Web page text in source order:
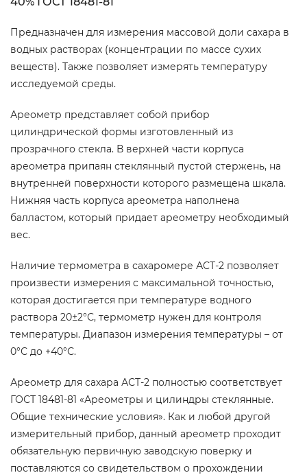
Предназначен для измерения массовой доли сахара в
водных растворах (концентрации по массе сухих
веществ). Также позволяет измерять температуру
исследуемой среды.
Ареометр представляет собой прибор
цилиндрической формы изготовленный из
прозрачного стекла. В верхней части корпуса
ареометра припаян стеклянный пустой стержень, на
внутренней поверхности которого размещена шкала.
Нижняя часть корпуса ареометра наполнена
балластом, который придает ареометру необходимый
вес.
Наличие термометра в сахаромере АСТ-2 позволяет
произвести измерения с максимальной точностью,
которая достигается при температуре водного
раствора 20±2°С, термометр нужен для контроля
температуры. Диапазон измерения температуры – от
0°С до +40°С.
Ареометр для сахара АСТ-2 полностью соответствует
ГОСТ 18481-81 «Ареометры и цилиндры стеклянные.
Общие технические условия». Как и любой другой
измерительный прибор, данный ареометр проходит
обязательную первичную заводскую поверку и
поставляются со свидетельством о прохождении